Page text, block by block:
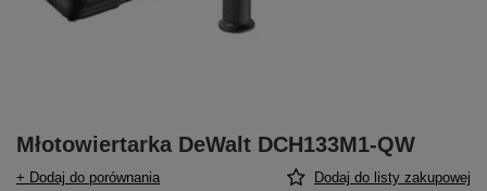
Młotowiertarka DeWalt DCH133M1-QW
+ Dodaj do porównania Dodaj do listy zakupowej